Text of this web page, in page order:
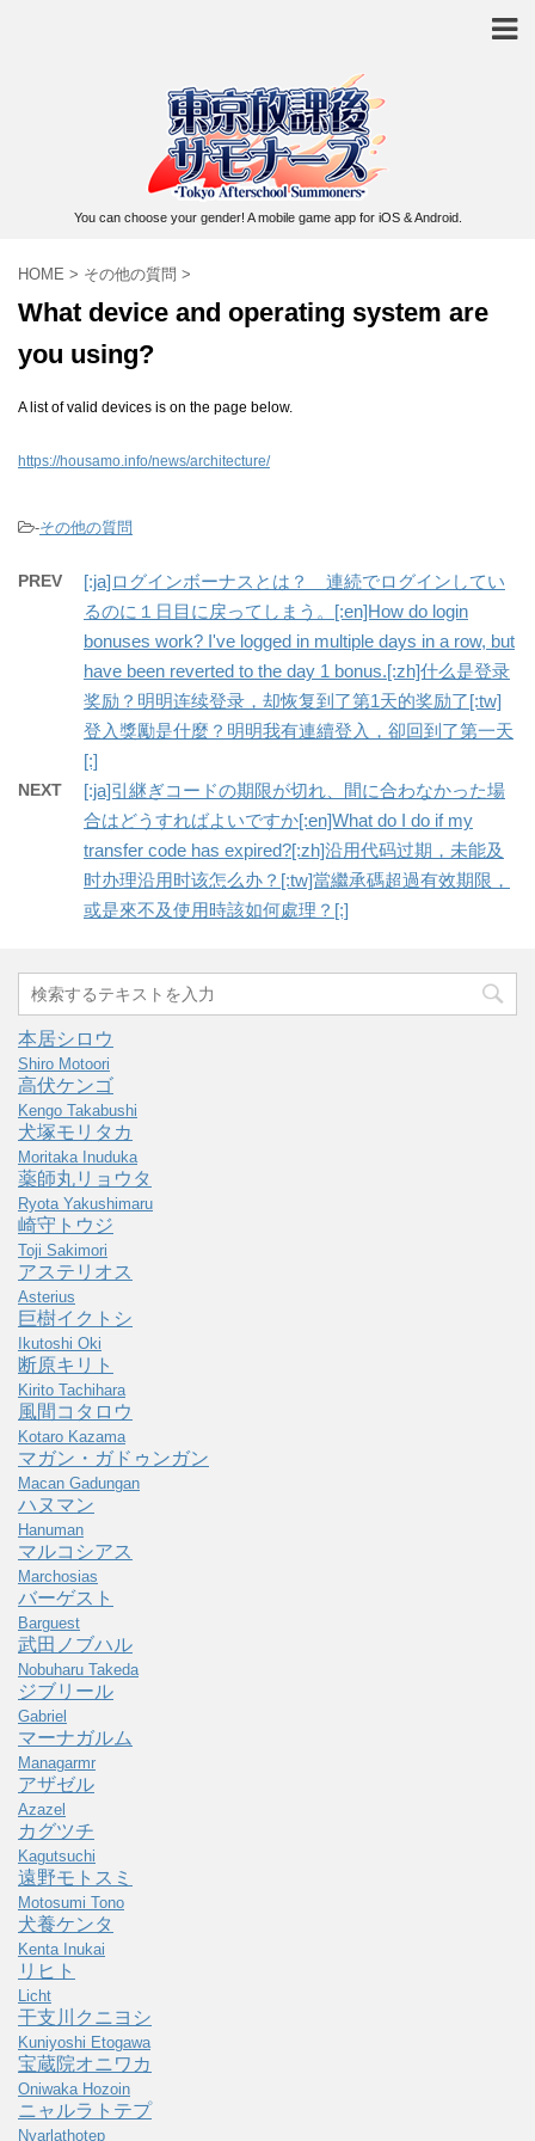
You can choose your gender! A mobile game app for iOS & Android.
HOME > その他の質問 >
What device and operating system are
you using?
A list of valid devices is on the page below.
https://housamo.info/news/architecture/
-その他の質問
PREV
[:ja]ログインボーナスとは？ 連続でログインしてい
るのに１日目に戻ってしまう。[:en]How do login
bonuses work? I've logged in multiple days in a row, but
have been reverted to the day 1 bonus.[:zh]什么是登录
奖励？明明连续登录，却恢复到了第1天的奖励了[:tw]
登入獎勵是什麼？明明我有連續登入，卻回到了第一天
[:]
NEXT
[:ja]引継ぎコードの期限が切れ、間に合わなかった場
合はどうすればよいですか[:en]What do I do if my
transfer code has expired?[:zh]沿用代码过期，未能及
时办理沿用时该怎么办？[:tw]當繼承碼超過有效期限，
或是來不及使用時該如何處理？[:]
本居シロウ
Shiro Motoori
高伏ケンゴ
Kengo Takabushi
犬塚モリタカ
Moritaka Inuduka
薬師丸リョウタ
Ryota Yakushimaru
崎守トウジ
Toji Sakimori
アステリオス
Asterius
巨樹イクトシ
Ikutoshi Oki
断原キリト
Kirito Tachihara
風間コタロウ
Kotaro Kazama
マガン・ガドゥンガン
Macan Gadungan
ハヌマン
Hanuman
マルコシアス
Marchosias
バーゲスト
Barguest
武田ノブハル
Nobuharu Takeda
ジブリール
Gabriel
マーナガルム
Managarmr
アザゼル
Azazel
カグツチ
Kagutsuchi
遠野モトスミ
Motosumi Tono
犬養ケンタ
Kenta Inukai
リヒト
Licht
干支川クニヨシ
Kuniyoshi Etogawa
宝蔵院オニワカ
Oniwaka Hozoin
ニャルラトテプ
Nyarlathotep